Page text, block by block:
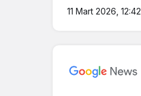
11 Mart 2026, 12:42